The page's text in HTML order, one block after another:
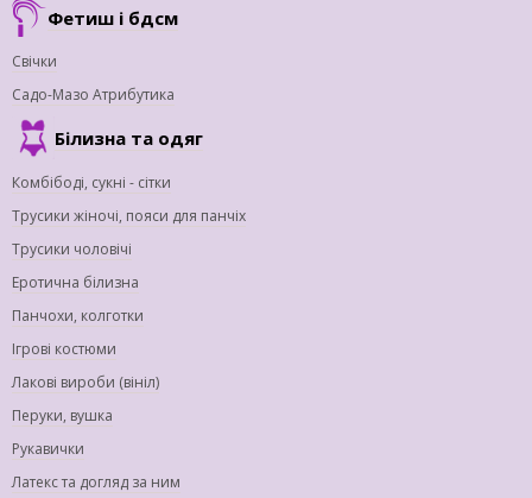
Фетиш і бдсм
Свічки
Садо-Мазо Атрибутика
Білизна та одяг
Комбібоді, сукні - сітки
Трусики жіночі, пояси для панчіх
Трусики чоловічі
Еротична білизна
Панчохи, колготки
Ігрові костюми
Лакові вироби (вініл)
Перуки, вушка
Рукавички
Латекс та догляд за ним